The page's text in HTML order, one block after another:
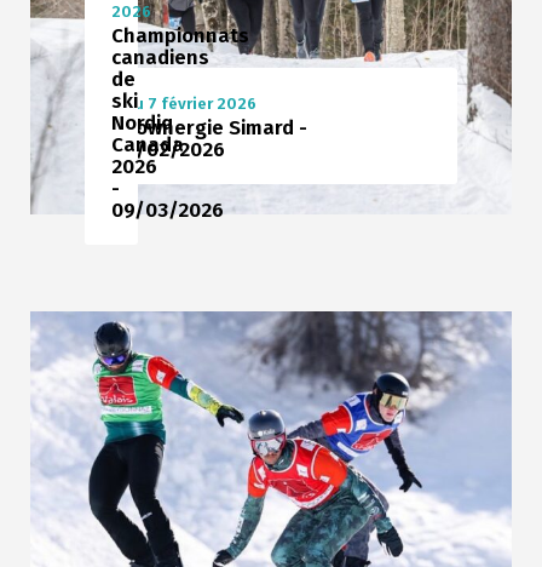
6 au 7 février 2026
Snownergie Simard -
06/02/2026
2026
Championnats
canadiens
de
ski
Nordiq
Canada
2026
-
09/03/2026